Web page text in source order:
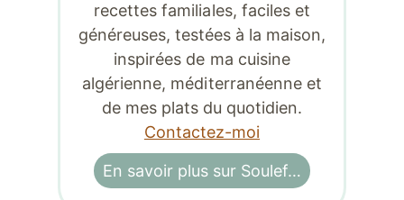
recettes familiales, faciles et
généreuses, testées à la maison,
inspirées de ma cuisine
algérienne, méditerranéenne et
de mes plats du quotidien.
Contactez-moi
En savoir plus sur Soulef…